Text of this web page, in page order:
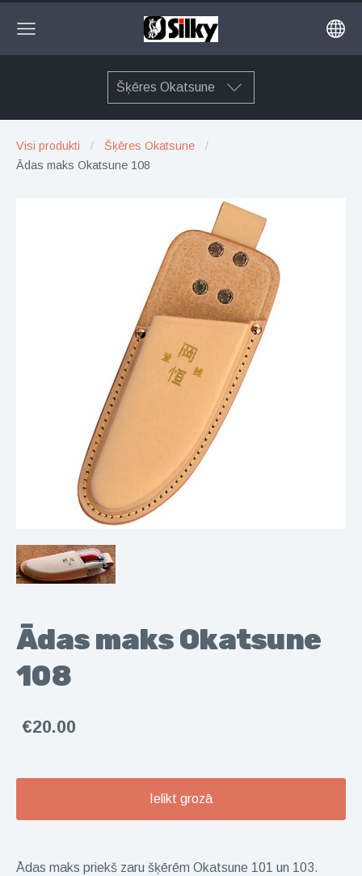
Šķēres Okatsune
Visi produkti
Šķēres Okatsune
Ādas maks Okatsune 108
Ādas maks Okatsune
108
€20.00
Ielikt grozā
Ādas maks priekš zaru šķērēm Okatsune 101 un 103.